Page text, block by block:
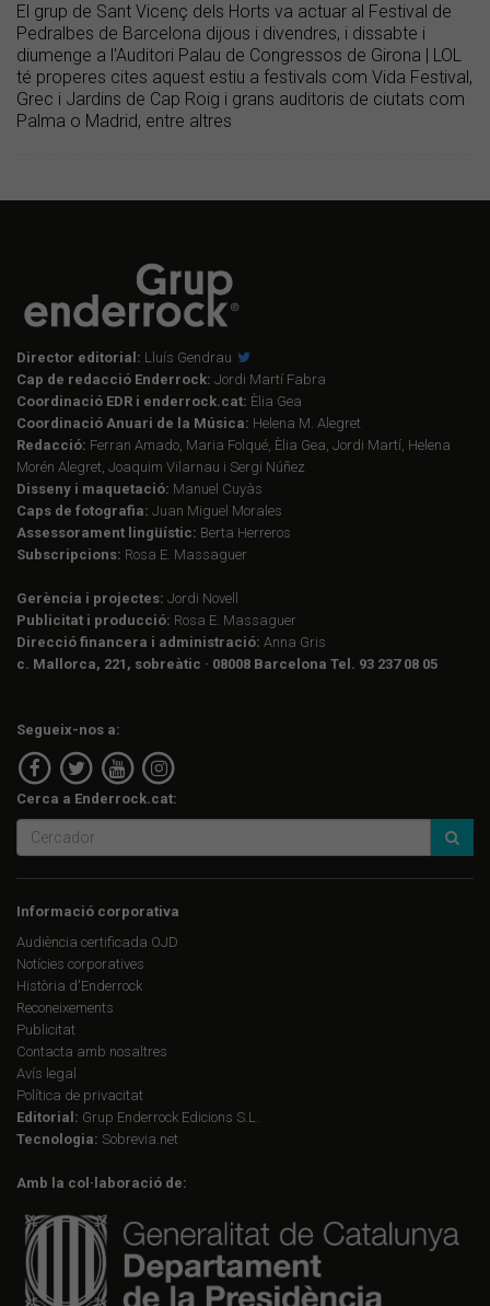
El grup de Sant Vicenç dels Horts va actuar al Festival de
Pedralbes de Barcelona dijous i divendres, i dissabte i
diumenge a l'Auditori Palau de Congressos de Girona | LOL
té properes cites aquest estiu a festivals com Vida Festival,
Grec i Jardins de Cap Roig i grans auditoris de ciutats com
Palma o Madrid, entre altres
Director editorial: Lluís Gendrau
Cap de redacció Enderrock: Jordi Martí Fabra
Coordinació EDR i enderrock.cat: Èlia Gea
Coordinació Anuari de la Música: Helena M. Alegret
Redacció: Ferran Amado, Maria Folqué, Èlia Gea, Jordi Martí, Helena
Morén Alegret, Joaquim Vilarnau i Sergi Núñez
Disseny i maquetació: Manuel Cuyàs
Caps de fotografia: Juan Miguel Morales
Assessorament lingüístic: Berta Herreros
Subscripcions: Rosa E. Massaguer
Gerència i projectes: Jordi Novell
Publicitat i producció: Rosa E. Massaguer
Direcció financera i administració: Anna Gris
c. Mallorca, 221, sobreàtic · 08008 Barcelona Tel. 93 237 08 05
Segueix-nos a:
Cerca a Enderrock.cat:
Informació corporativa
Audiència certificada OJD
Notícies corporatives
Història d'Enderrock
Reconeixements
Publicitat
Contacta amb nosaltres
Avís legal
Política de privacitat
Editorial: Grup Enderrock Edicions S.L.
Tecnologia: Sobrevia.net
Amb la col·laboració de: